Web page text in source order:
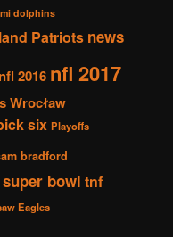
dolphins
Patriots news
nfl 2016 nfl 2017
Wrocław
six Playoffs
bradford
super bowl tnf
Eagles